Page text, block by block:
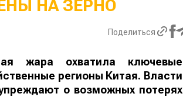
НА ЗЕРНО
Поделиться
жара охватила ключевые
регионы Китая. Власти
о возможных потерях